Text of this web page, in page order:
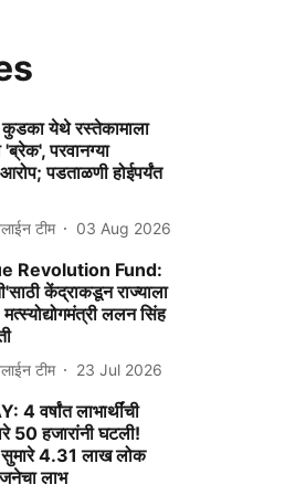
येथे रस्‍तेकामाला
'ब्रेक', परवानग्‍या
पडताळणी होईपर्यंत
टीम 03 Aug 2026
Revolution Fund:
केंद्राकडून राज्‍याला
ललन सिंह
टीम 23 Jul 2026
4 वर्षांत लाभार्थींची
50 हजारांनी घटली!
सुमारे 4.31 लाख लोक
लाभ